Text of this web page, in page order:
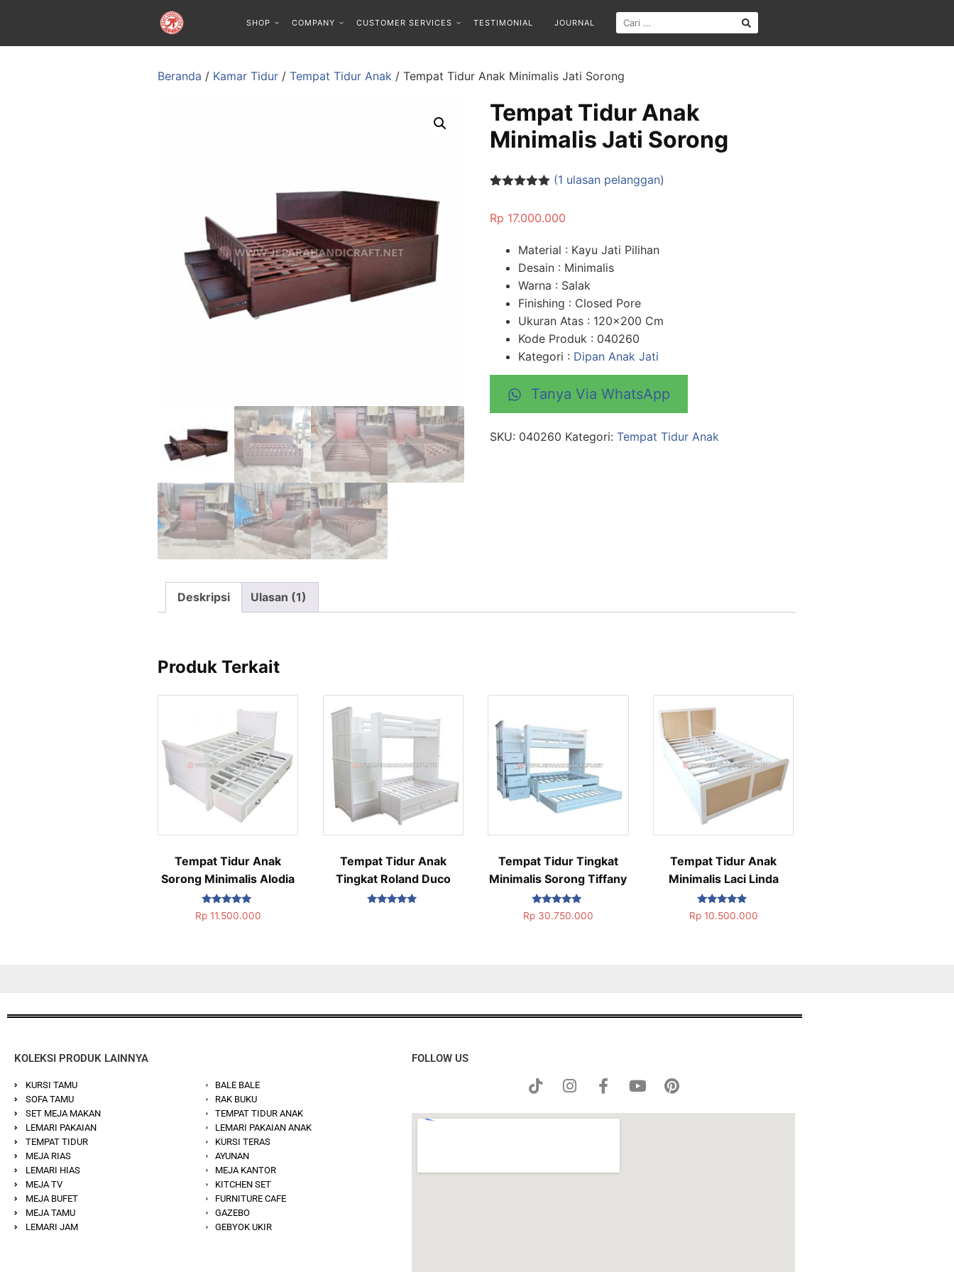
SHOP COMPANY CUSTOMER SERVICES TESTIMONIAL JOURNAL
Beranda / Kamar Tidur / Tempat Tidur Anak / Tempat Tidur Anak Minimalis Jati Sorong
Tempat Tidur Anak
Minimalis Jati Sorong
berdasarka
(1 ulasan pelanggan)
Rp 17.000.000
Material : Kayu Jati Pilihan
Desain : Minimalis
Warna : Salak
Finishing : Closed Pore
Ukuran Atas : 120×200 Cm
Kode Produk : 040260
Kategori : Dipan Anak Jati
Tanya Via WhatsApp
SKU: 040260 Kategori: Tempat Tidur Anak
Deskripsi Ulasan (1)
Produk Terkait
Tempat Tidur Anak
Sorong Minimalis Alodia
Dinilai
5.00
Rp11.500.000
Tempat Tidur Anak
Tingkat Roland Duco
Tempat Tidur Tingkat
Minimalis Sorong Tiffany
Dinilai
5.00
Rp30.750.000
Tempat Tidur Anak
Minimalis Laci Linda
Dinilai
5.00
Rp10.500.000
KOLEKSI PRODUK LAINNYA
KURSI TAMU
SOFA TAMU
SET MEJA MAKAN
LEMARI PAKAIAN
TEMPAT TIDUR
MEJA RIAS
LEMARI HIAS
MEJA TV
MEJA BUFET
MEJA TAMU
LEMARI JAM
BALE BALE
RAK BUKU
TEMPAT TIDUR ANAK
LEMARI PAKAIAN ANAK
KURSI TERAS
AYUNAN
MEJA KANTOR
KITCHEN SET
FURNITURE CAFE
GAZEBO
GEBYOK UKIR
FOLLOW US